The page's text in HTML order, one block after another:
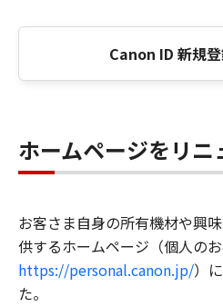
Canon ID 新規
ホームページをリニ
お客さま自身の所有機材や興
供するホームページ（個人の
https://personal.canon.jp/）
た。